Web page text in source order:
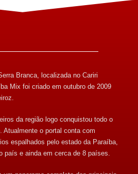
Branca, localizada no Cariri
Mix foi criado em outubro de 2009
da região logo conquistou todo o
Atualmente o portal conta com
espalhados pelo estado da Paraíba,
país e ainda em cerca de 8 países.